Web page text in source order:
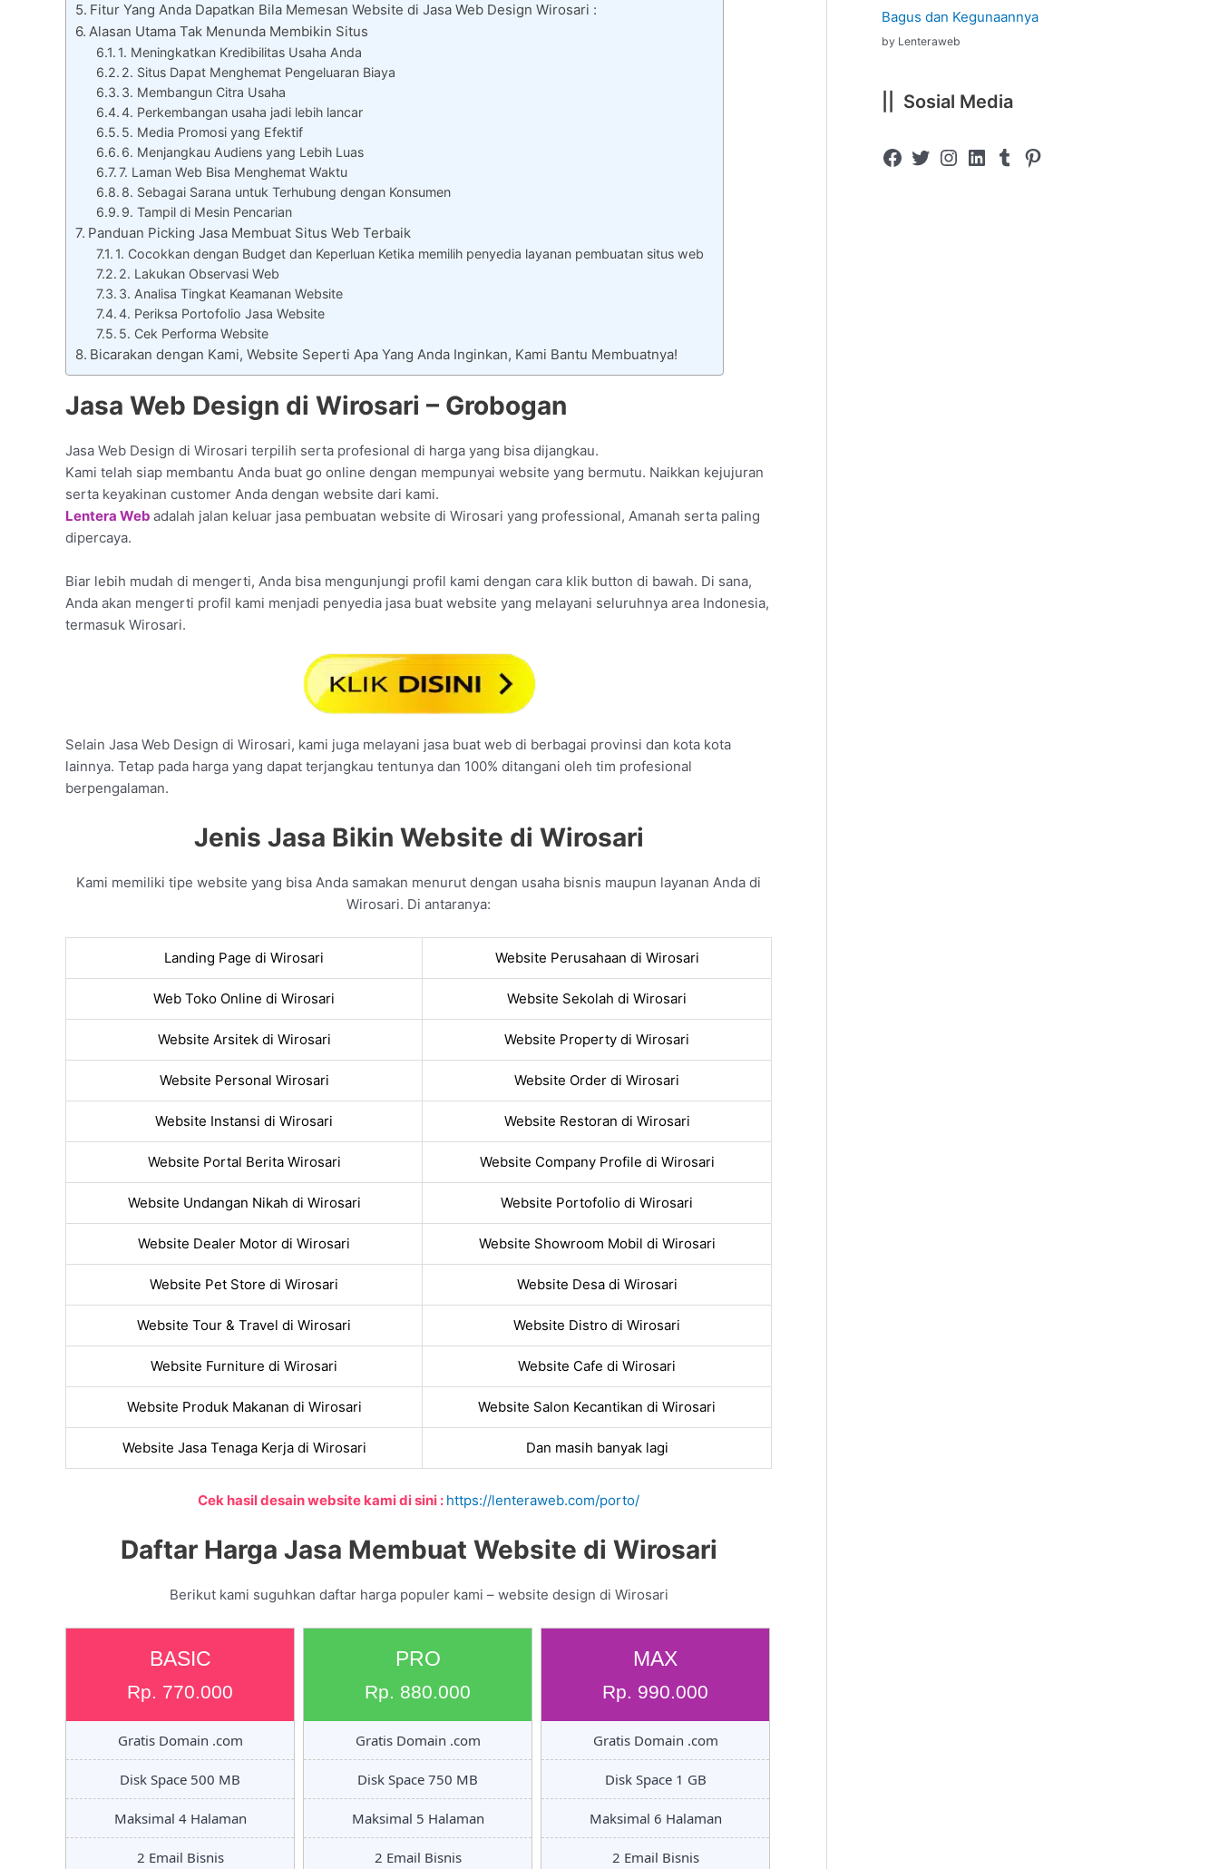
Fitur Yang Anda Dapatkan Bila Memesan Website di Jasa Web Design Wirosari :
Alasan Utama Tak Menunda Membikin Situs
1. Meningkatkan Kredibilitas Usaha Anda
2. Situs Dapat Menghemat Pengeluaran Biaya
3. Membangun Citra Usaha
4. Perkembangan usaha jadi lebih lancar
5. Media Promosi yang Efektif
6. Menjangkau Audiens yang Lebih Luas
7. Laman Web Bisa Menghemat Waktu
8. Sebagai Sarana untuk Terhubung dengan Konsumen
9. Tampil di Mesin Pencarian
Panduan Picking Jasa Membuat Situs Web Terbaik
1. Cocokkan dengan Budget dan Keperluan Ketika memilih penyedia layanan pembuatan situs web
2. Lakukan Observasi Web
3. Analisa Tingkat Keamanan Website
4. Periksa Portofolio Jasa Website
5. Cek Performa Website
Bicarakan dengan Kami, Website Seperti Apa Yang Anda Inginkan, Kami Bantu Membuatnya!
Jasa Web Design di Wirosari – Grobogan
Jasa Web Design di Wirosari terpilih serta profesional di harga yang bisa dijangkau.
Kami telah siap membantu Anda buat go online dengan mempunyai website yang bermutu. Naikkan kejujuran
serta keyakinan customer Anda dengan website dari kami.
Lentera Web adalah jalan keluar jasa pembuatan website di Wirosari yang professional, Amanah serta paling
dipercaya.
Biar lebih mudah di mengerti, Anda bisa mengunjungi profil kami dengan cara klik button di bawah. Di sana,
Anda akan mengerti profil kami menjadi penyedia jasa buat website yang melayani seluruhnya area Indonesia,
termasuk Wirosari.
Selain Jasa Web Design di Wirosari, kami juga melayani jasa buat web di berbagai provinsi dan kota kota
lainnya. Tetap pada harga yang dapat terjangkau tentunya dan 100% ditangani oleh tim profesional
berpengalaman.
Jenis Jasa Bikin Website di Wirosari
Kami memiliki tipe website yang bisa Anda samakan menurut dengan usaha bisnis maupun layanan Anda di
Wirosari. Di antaranya:
Landing Page di Wirosari Website Perusahaan di Wirosari
Web Toko Online di Wirosari Website Sekolah di Wirosari
Website Arsitek di Wirosari Website Property di Wirosari
Website Personal Wirosari Website Order di Wirosari
Website Instansi di Wirosari Website Restoran di Wirosari
Website Portal Berita Wirosari Website Company Profile di Wirosari
Website Undangan Nikah di Wirosari Website Portofolio di Wirosari
Website Dealer Motor di Wirosari Website Showroom Mobil di Wirosari
Website Pet Store di Wirosari Website Desa di Wirosari
Website Tour & Travel di Wirosari Website Distro di Wirosari
Website Furniture di Wirosari Website Cafe di Wirosari
Website Produk Makanan di Wirosari Website Salon Kecantikan di Wirosari
Website Jasa Tenaga Kerja di Wirosari Dan masih banyak lagi
Cek hasil desain website kami di sini : https://lenteraweb.com/porto/
Daftar Harga Jasa Membuat Website di Wirosari
Berikut kami suguhkan daftar harga populer kami – website design di Wirosari
BASIC
Rp. 770.000
Gratis Domain .com
Disk Space 500 MB
Maksimal 4 Halaman
2 Email Bisnis
PRO
Rp. 880.000
Gratis Domain .com
Disk Space 750 MB
Maksimal 5 Halaman
2 Email Bisnis
MAX
Rp. 990.000
Gratis Domain .com
Disk Space 1 GB
Maksimal 6 Halaman
2 Email Bisnis
Bagus dan Kegunaannya
by Lenteraweb
|| Sosial Media